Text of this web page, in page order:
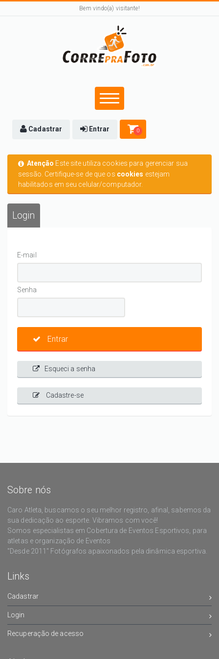
Bem vindo(a) visitante!
Cadastrar Entrar 0
Atenção Este site utiliza cookies para gerenciar sua
sessão. Certifique-se de que os cookies estejam
habilitados em seu celular/computador.
Login
E-mail
Senha
Entrar
Esqueci a senha
Cadastre-se
Sobre nós
Caro Atleta, buscamos o seu melhor registro, afinal, sabemos da
sua dedicação ao esporte. Vibramos com você!
Somos especialistas em Cobertura de Eventos Esportivos, para
atletas e organização de Eventos
"Desde 2011" Fotógrafos apaixonados pela dinâmica esportiva.
Links
Cadastrar
Login
Recuperação de acesso